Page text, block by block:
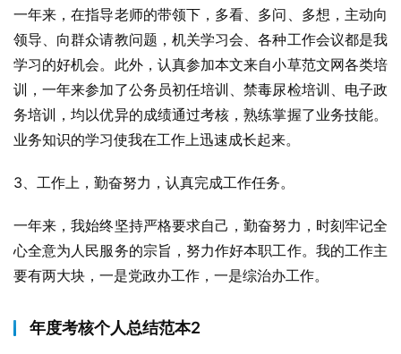
一年来，在指导老师的带领下，多看、多问、多想，主动向
领导、向群众请教问题，机关学习会、各种工作会议都是我
学习的好机会。此外，认真参加本文来自小草范文网各类培
训，一年来参加了公务员初任培训、禁毒尿检培训、电子政
务培训，均以优异的成绩通过考核，熟练掌握了业务技能。
业务知识的学习使我在工作上迅速成长起来。
3、工作上，勤奋努力，认真完成工作任务。
一年来，我始终坚持严格要求自己，勤奋努力，时刻牢记全
心全意为人民服务的宗旨，努力作好本职工作。我的工作主
要有两大块，一是党政办工作，一是综治办工作。
年度考核个人总结范本2